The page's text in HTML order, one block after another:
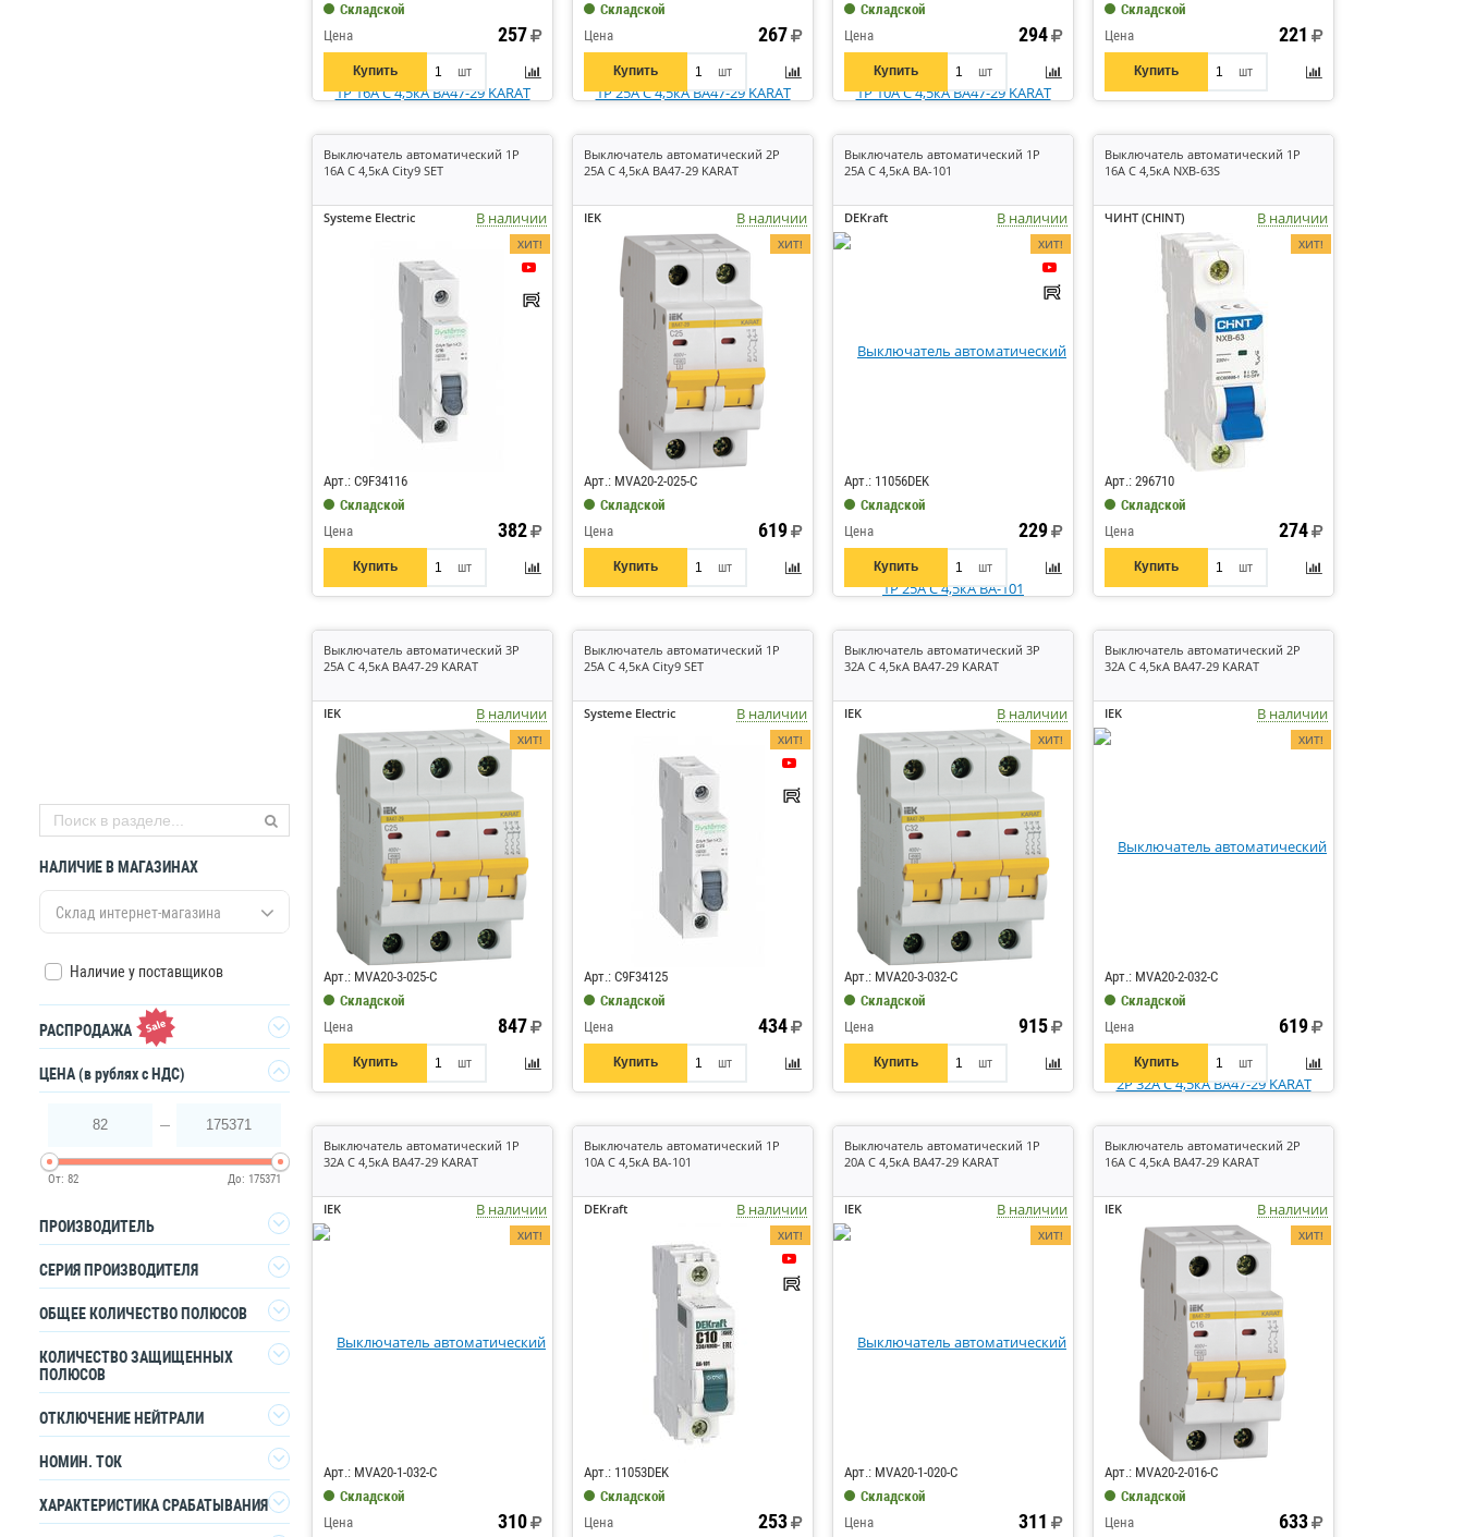
Складской
Цена
257
Купить шт
Складской
Цена
267
Купить шт
Складской
Цена
294
Купить шт
Складской
Цена
221
Купить шт
Выключатель автоматический 1P
16А C 4,5кА City9 SET
Systeme Electric В наличии
ХИТ!
Арт.: C9F34116
Складской
Цена
382
Купить шт
Выключатель автоматический 2P
25А C 4,5кА ВА47-29 KARAT
IEK В наличии
Код: 7181
ХИТ!
Арт.: MVA20-2-025-C
Складской
Цена
619
Купить шт
Выключатель автоматический 1P
25А C 4,5кА ВА-101
DEKraft В наличии
ХИТ!
Арт.: 11056DEK
Складской
Цена
229
Купить шт
Выключатель автоматический 1P
16А C 4,5кА NXB-63S
ЧИНТ (CHINT) В наличии
ХИТ!
Арт.: 296710
Складской
Цена
274
Купить шт
Выключатель автоматический 3P
25А C 4,5кА ВА47-29 KARAT
IEK В наличии
Код: 6731
ХИТ!
Арт.: MVA20-3-025-C
Складской
Цена
847
Купить шт
Выключатель автоматический 1P
25А C 4,5кА City9 SET
Systeme Electric В наличии
ХИТ!
Арт.: C9F34125
Складской
Цена
434
Купить шт
Выключатель автоматический 3P
32А C 4,5кА ВА47-29 KARAT
IEK В наличии
Код: 6733
ХИТ!
Арт.: MVA20-3-032-C
Складской
Цена
915
Купить шт
Выключатель автоматический 2P
32А C 4,5кА ВА47-29 KARAT
IEK В наличии
ХИТ!
Арт.: MVA20-2-032-C
Складской
Цена
619
Купить шт
Выключатель автоматический 1P
32А C 4,5кА ВА47-29 KARAT
IEK В наличии
ХИТ!
Арт.: MVA20-1-032-C
Складской
Цена
310
Выключатель автоматический 1P
10А C 4,5кА ВА-101
DEKraft В наличии
ХИТ!
Арт.: 11053DEK
Складской
Цена
253
Выключатель автоматический 1P
20А C 4,5кА ВА47-29 KARAT
IEK В наличии
ХИТ!
Арт.: MVA20-1-020-C
Складской
Цена
311
Выключатель автоматический 2P
16А C 4,5кА ВА47-29 KARAT
IEK В наличии
Код: 7178
ХИТ!
Арт.: MVA20-2-016-C
Складской
Цена
633
НАЛИЧИЕ В МАГАЗИНАХ
Склад интернет-магазина
Наличие у поставщиков
РАСПРОДАЖА
Да
ЦЕНА(в рублях с НДС)
82 175371
От: 82 До: 175371
ПРОИЗВОДИТЕЛЬ
ABB
36
93
DKC
136
ESQ
22
General Electric
6
GENERICA
46
СЕРИЯ ПРОИЗВОДИТЕЛЯ
KARAT
244
YON max
OptiDin
184
123
City9 SET
60
NB1-63
60
ОБЩЕЕ КОЛИЧЕСТВО ПОЛЮСОВ
1
543
384
3
574
4
153
КОЛИЧЕСТВО ЗАЩИЩЕННЫХ
ПОЛЮСОВ
1
548
380
3
574
4
153
ОТКЛЮЧЕНИЕ НЕЙТРАЛИ
Нет 1643
Да 12
НОМИН. ТОК
0.5
2
ХАРАКТЕРИСТИКА СРАБАТЫВАНИЯ